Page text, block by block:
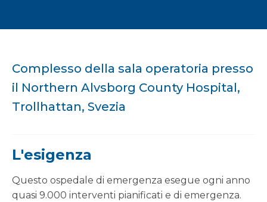
Complesso della sala operatoria presso
il Northern Alvsborg County Hospital,
Trollhattan, Svezia
L'esigenza
Questo ospedale di emergenza esegue ogni anno
quasi 9.000 interventi pianificati e di emergenza.